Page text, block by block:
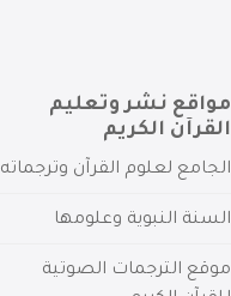
مواقع نشر وتعليم
القرآن الكريم
الجامع لعلوم القرآن وترجماته
السنة النبوية وعلومها
موقع الترجمات الصوتية